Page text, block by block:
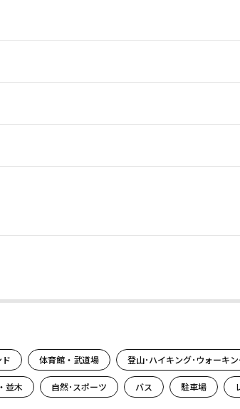
体育館・武道場 登山･ハイキング･ウォーキ
並木 自然･スポーツ バス 駐車場